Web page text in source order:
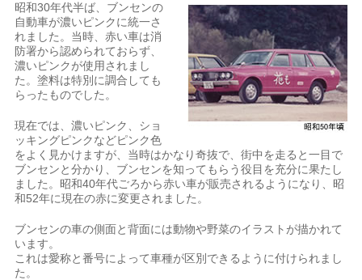
昭和30年代半ば、ブンセンの
自動車が濃いピンクに統一さ
れました。当時、赤い車は消
防署から認められておらず、
濃いピンクが使用されまし
た。塗料は特別に調合しても
らったものでした。
現在では、濃いピンク、ショ
ッキングピンクなどピンク色
をよく見かけますが、当時はかなり奇抜で、街中を走ると一目で
ブンセンと分かり、ブンセンを知ってもらう役目を充分に果たし
ました。昭和40年代ごろから赤い車が販売されるようになり、昭
和52年に現在の赤に変更されました。
ブンセンの車の側面と背面には動物や野菜のイラストが描かれて
います。
これは愛称と番号によって車種が区別できるように付けられまし
た。